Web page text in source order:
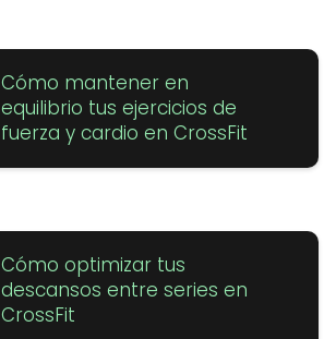
Cómo mantener en
equilibrio tus ejercicios de
fuerza y cardio en CrossFit
Cómo optimizar tus
descansos entre series en
CrossFit